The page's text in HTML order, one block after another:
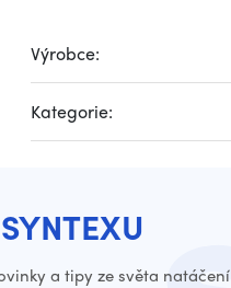
Výrobce:
Kategorie:
a tipy ze světa natáčení